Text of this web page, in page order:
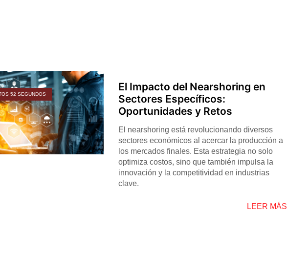
El Impacto del Nearshoring en
Sectores Específicos:
Oportunidades y Retos
52 SEGUNDOS
El nearshoring está revolucionando diversos
sectores económicos al acercar la producción a
los mercados finales. Esta estrategia no solo
optimiza costos, sino que también impulsa la
innovación y la competitividad en industrias
clave.
LEER MÁS